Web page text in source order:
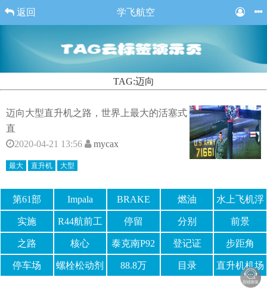
返回 学飞航空
TAG:迈向
迈向大型直升机之路，世界上最大的活塞式
直
2020-04-21 13:56
mycax
最大 直升机 大型
第61部 Impala BRAKE 燃油 水上飞机浮
筒
实施 R44航前工
作单
停留 分别 前景
之路 核心 泰克南P92 登记证 步距角
停车场 螺栓松动剂 88.8万 目录 直升机机场